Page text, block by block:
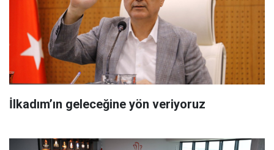
İlkadım’ın geleceğine yön veriyoruz